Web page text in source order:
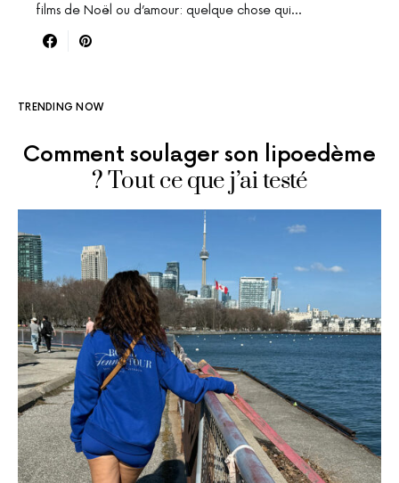
films de Noël ou d’amour: quelque chose qui…
TRENDING NOW
Comment soulager son lipoedème
? Tout ce que j’ai testé